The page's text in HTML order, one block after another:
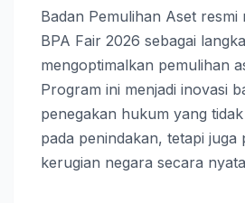
Badan Pemulihan Aset
BPA Fair 2026 sebagai
mengoptimalkan pemulihan
Program ini menjadi inovasi
penegakan hukum yang
pada penindakan, tetapi juga
kerugian negara secara